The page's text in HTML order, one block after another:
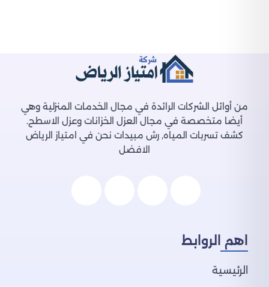
من أوائل الشركات الرائدة في مجال الخدمات المنزلية وهي
أيضا متخصصة في مجال العزل الخزانات وعزل الاسطح.
كشف تسربات المياه, رش مبيدات نحن في امتياز الرياض
الافضل
اهم الروابط
الرئيسية